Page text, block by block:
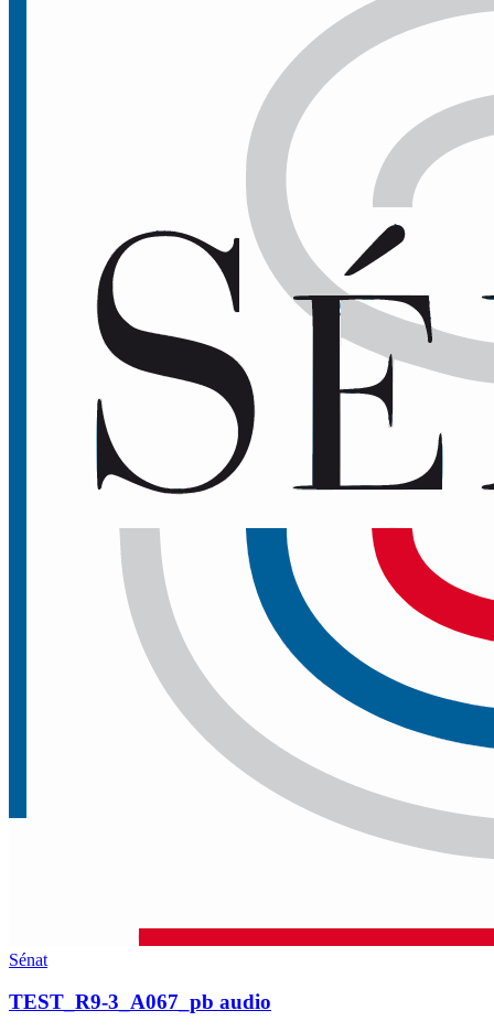
Sénat
TEST_R9-3_A067_pb audio